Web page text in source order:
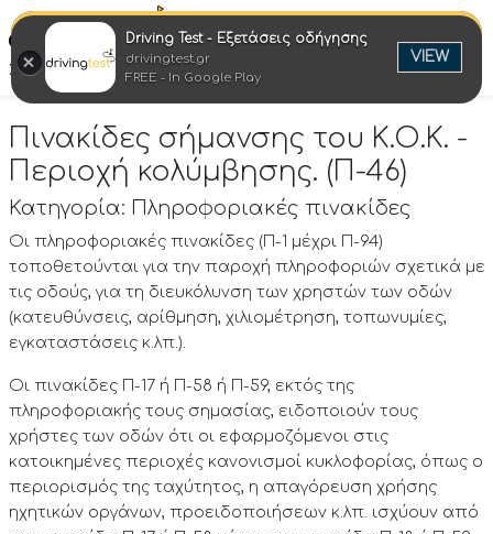
Στροφή στην επιτυχία
Πινακίδες σήμανσης του Κ.Ο.Κ. -
Περιοχή κολύμβησης. (Π-46)
Κατηγορία: Πληροφοριακές πινακίδες
Οι πληροφοριακές πινακίδες (Π-1 μέχρι Π-94)
τοποθετούνται για την παροχή πληροφοριών σχετικά με
τις οδούς, για τη διευκόλυνση των χρηστών των οδών
(κατευθύνσεις, αρίθμηση, χιλιομέτρηση, τοπωνυμίες,
εγκαταστάσεις κ.λπ.).
Οι πινακίδες Π-17 ή Π-58 ή Π-59, εκτός της
πληροφοριακής τους σημασίας, ειδοποιούν τους
χρήστες των οδών ότι οι εφαρμοζόμενοι στις
κατοικημένες περιοχές κανονισμοί κυκλοφορίας, όπως ο
περιορισμός της ταχύτητος, η απαγόρευση χρήσης
ηχητικών οργάνων, προειδοποιήσεων κ.λπ. ισχύουν από
Driving Test - Εξετάσεις οδήγησης
drivingtest.gr
FREE - In Google Play
VIEW